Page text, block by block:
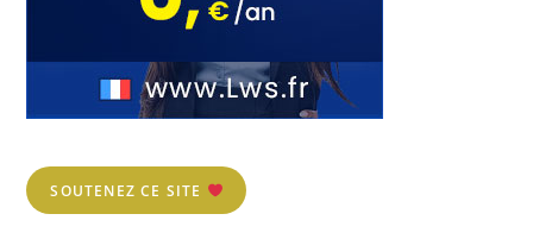
SOUTENEZ CE SITE